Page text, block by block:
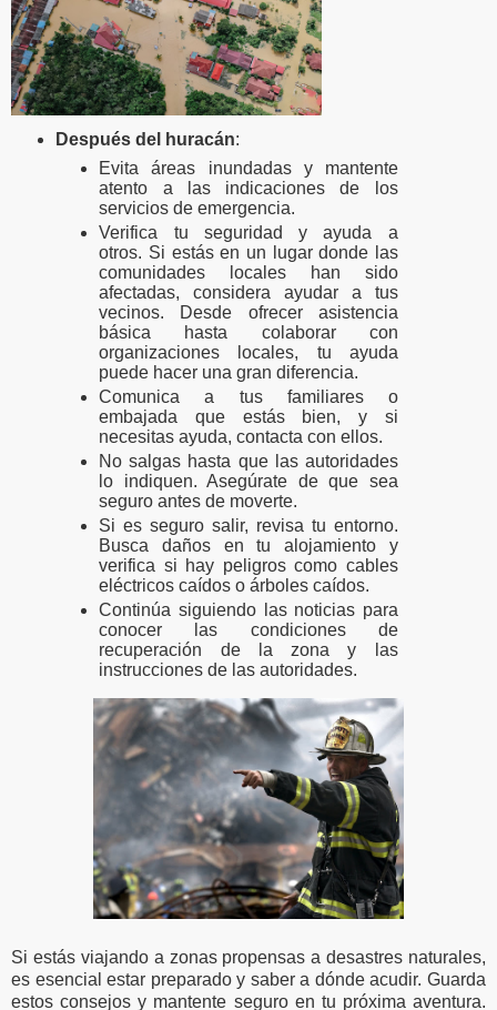
Después del huracán:
Evita áreas inundadas y mantente
atento a las indicaciones de los
servicios de emergencia.
Verifica tu seguridad y ayuda a
otros. Si estás en un lugar donde las
comunidades locales han sido
afectadas, considera ayudar a tus
vecinos. Desde ofrecer asistencia
básica hasta colaborar con
organizaciones locales, tu ayuda
puede hacer una gran diferencia.
Comunica a tus familiares o
embajada que estás bien, y si
necesitas ayuda, contacta con ellos.
No salgas hasta que las autoridades
lo indiquen. Asegúrate de que sea
seguro antes de moverte.
Si es seguro salir, revisa tu entorno.
Busca daños en tu alojamiento y
verifica si hay peligros como cables
eléctricos caídos o árboles caídos.
Continúa siguiendo las noticias para
conocer las condiciones de
recuperación de la zona y las
instrucciones de las autoridades.
Si estás viajando a zonas propensas a desastres naturales,
es esencial estar preparado y saber a dónde acudir. Guarda
estos consejos y mantente seguro en tu próxima aventura.